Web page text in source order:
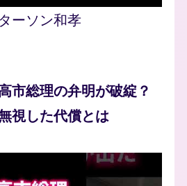
ーソン和孝
市総理の弁明が破綻？
視した代償とは